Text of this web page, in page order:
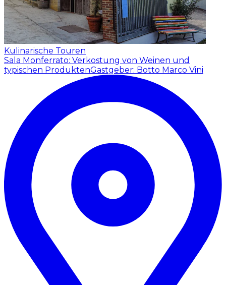
Kulinarische Touren
Sala Monferrato: Verkostung von Weinen und
typischen ProduktenGastgeber: Botto Marco Vini